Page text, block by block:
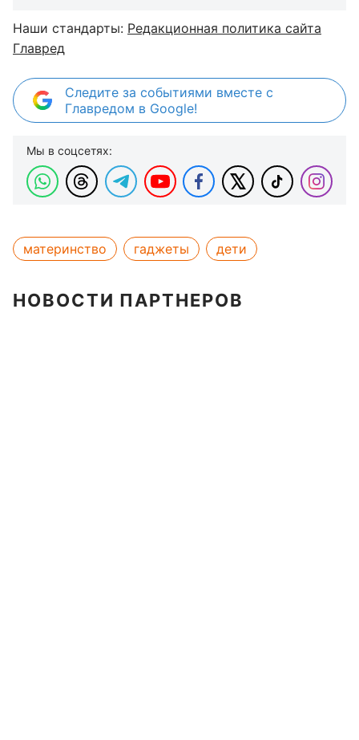
Наши стандарты: Редакционная политика сайта
Главред
Следите за событиями вместе с
Главредом в Google!
Мы в соцсетях:
материнство гаджеты дети
НОВОСТИ ПАРТНЕРОВ